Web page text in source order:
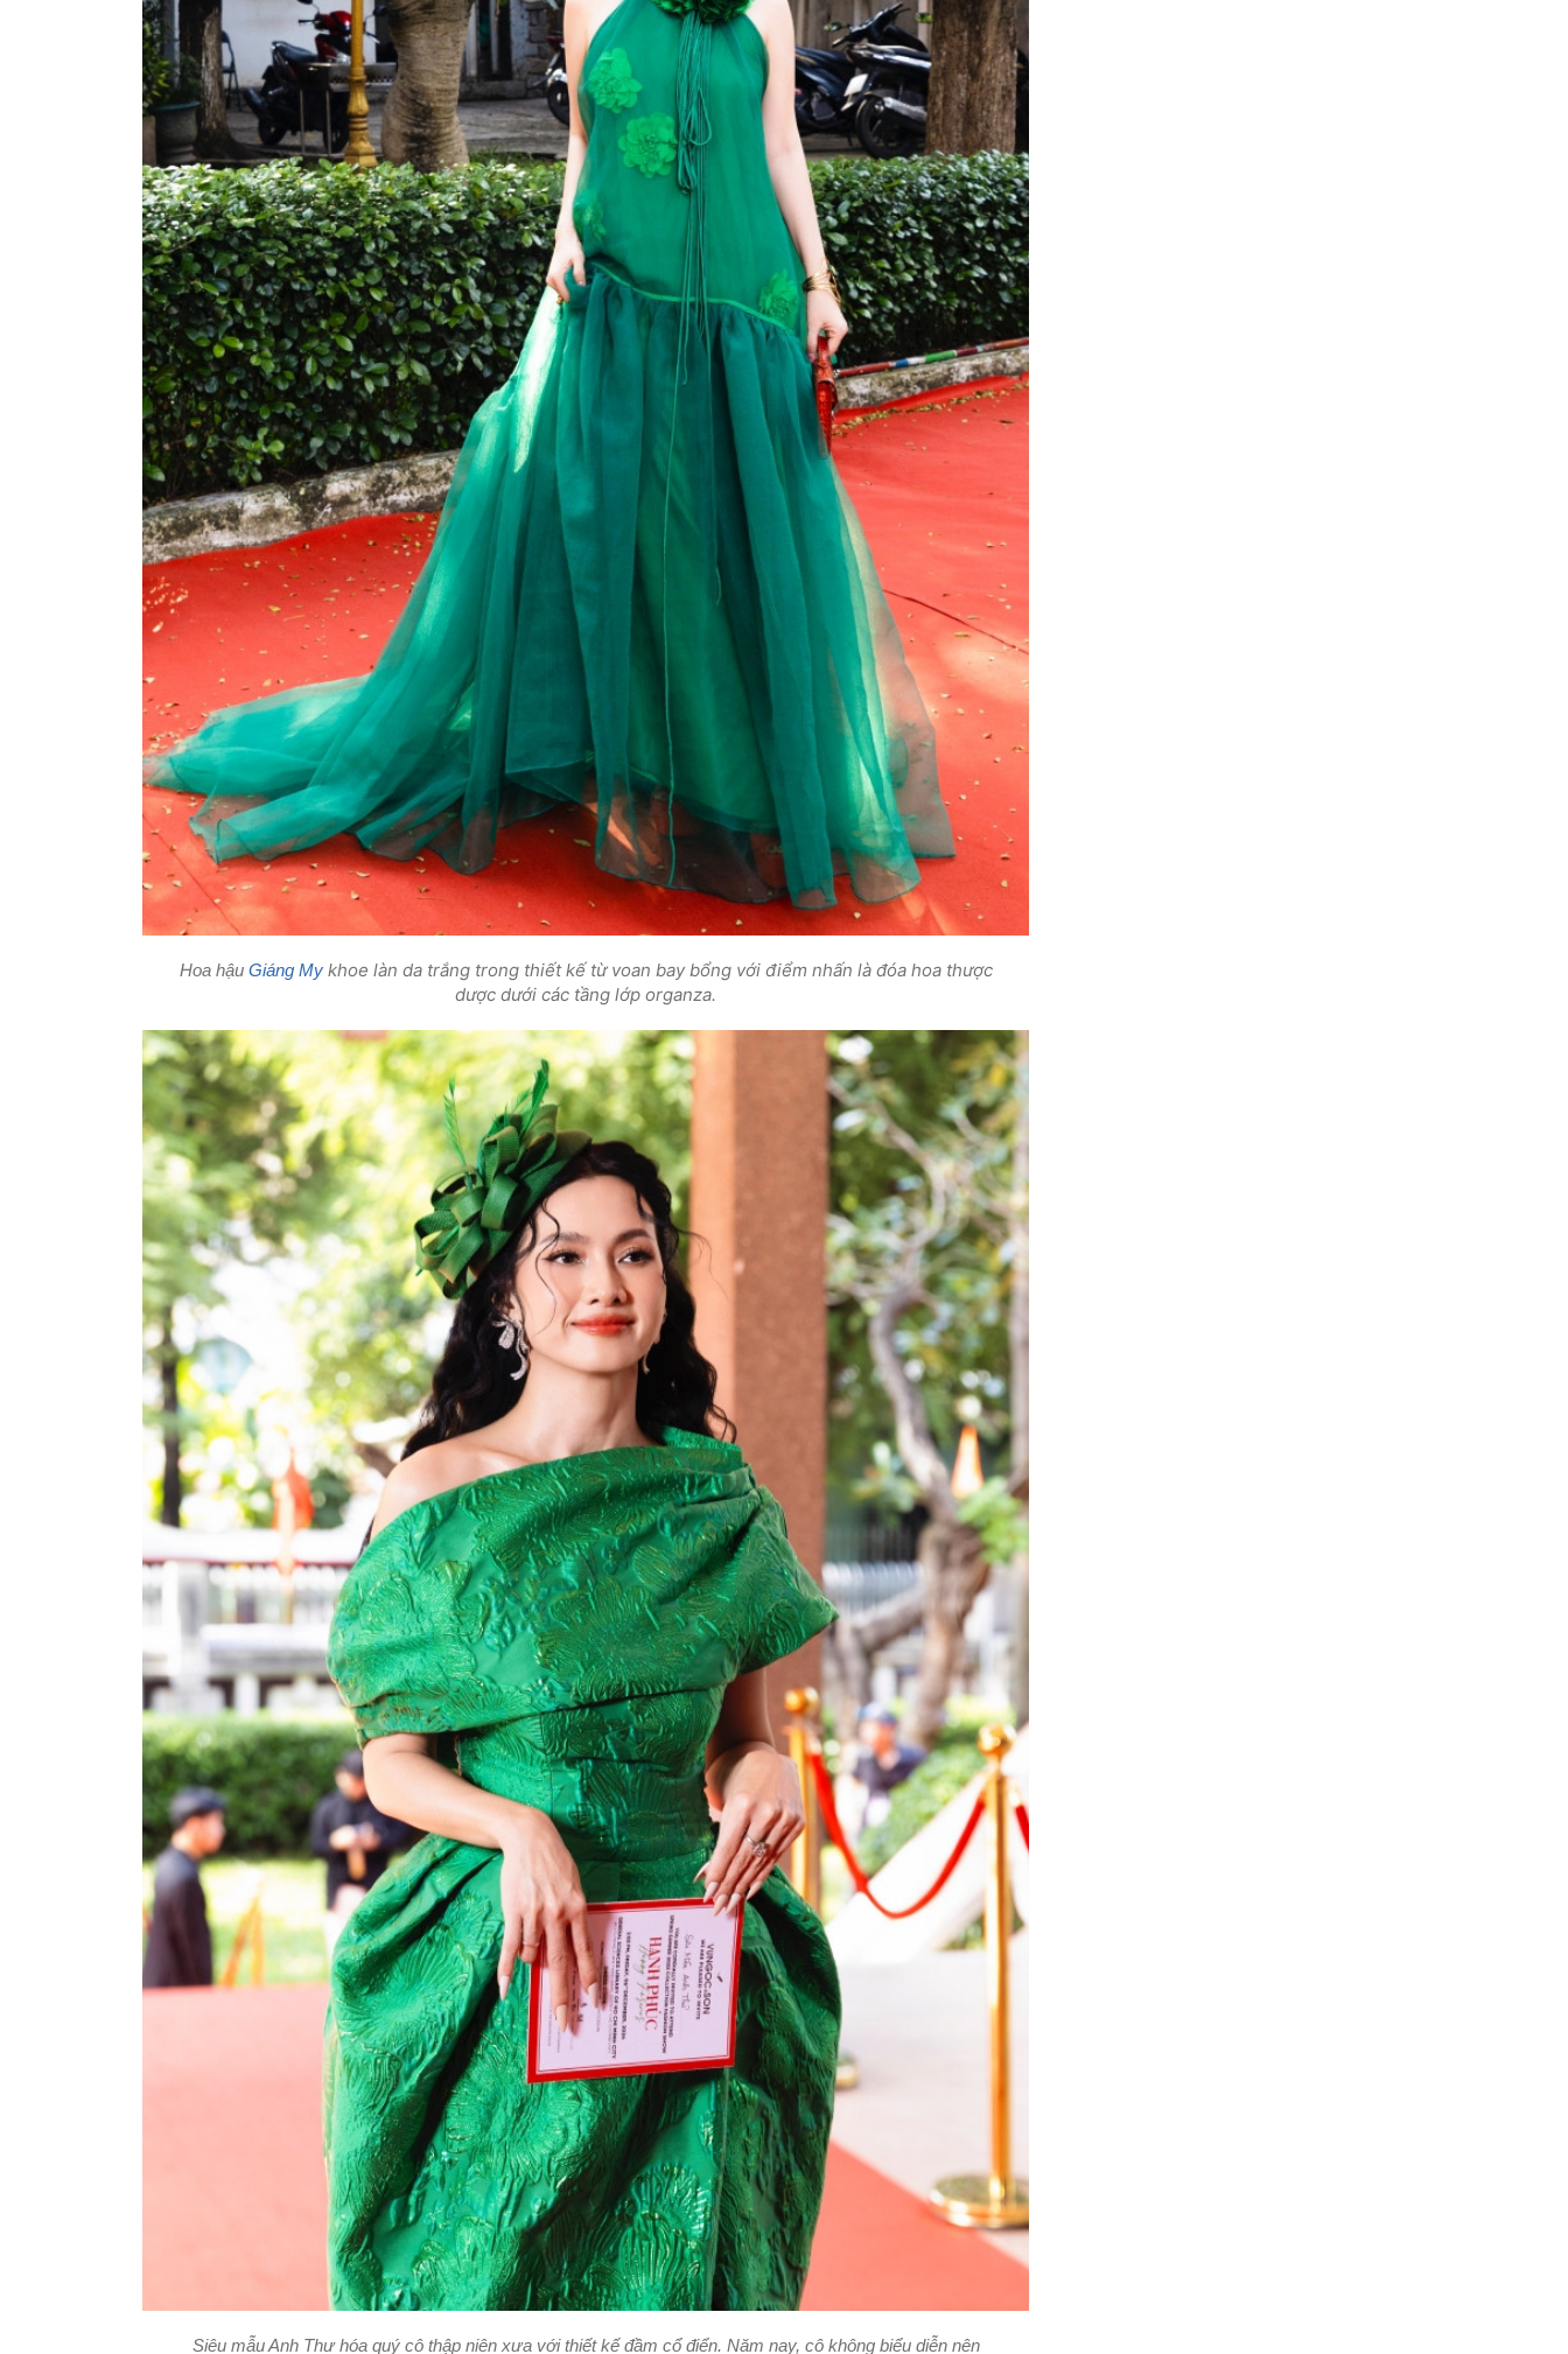
Hoa hậu Giáng My khoe làn da trắng trong thiết kế từ voan bay bổng với điểm nhấn là đóa hoa thược
dược dưới các tầng lớp organza.
Siêu mẫu Anh Thư hóa quý cô thập niên xưa với thiết kế đầm cổ điển. Năm nay, cô không biểu diễn nên